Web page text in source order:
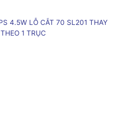
4.5W LỖ CẮT 70 SL201 THAY
1 TRỤC